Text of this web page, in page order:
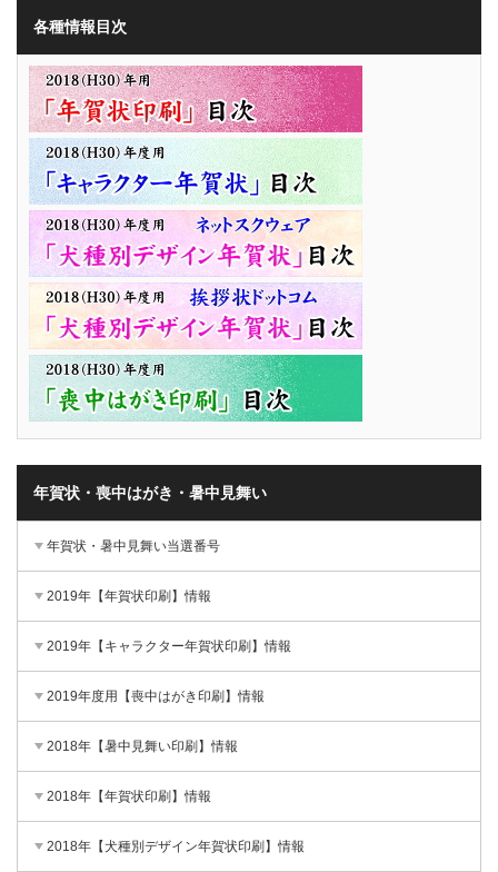
各種情報目次
年賀状・喪中はがき・暑中見舞い
年賀状・暑中見舞い当選番号
2019年【年賀状印刷】情報
2019年【キャラクター年賀状印刷】情報
2019年度用【喪中はがき印刷】情報
2018年【暑中見舞い印刷】情報
2018年【年賀状印刷】情報
2018年【犬種別デザイン年賀状印刷】情報